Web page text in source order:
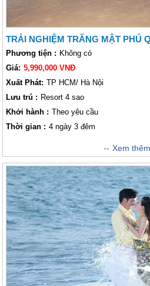
TRẢI NGHIỆM TRĂNG MẬT PHÚ
Phương tiện : Không có
Giá: 5,990,000 VNĐ
Xuất Phát: TP HCM/ Hà Nội
Lưu trú : Resort 4 sao
Khởi hành : Theo yêu cầu
Thời gian : 4 ngày 3 đêm
Chương trình trăng mật ở Phú Quốc 4
đôi bạn những giây thoải mái, phong
ra đôi bạn có thể đi tham quan các
tham giác các chương trình trên biển
hô, khám phá đảo hoang kỳ thú...
Xem thêm